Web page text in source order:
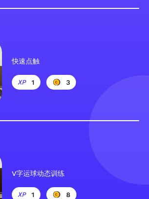
快速点触
1 3
V字运球动态训练
1 8